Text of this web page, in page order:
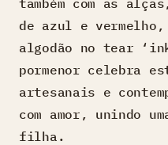
de azul e
algodão no tear
pormenor celebra
artesanais e
com amor, unindo
filha.